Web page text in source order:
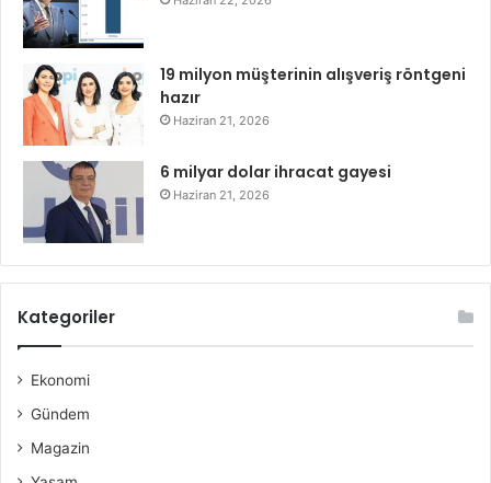
19 milyon müşterinin alışveriş röntgeni
hazır
Haziran 21, 2026
6 milyar dolar ihracat gayesi
Haziran 21, 2026
Kategoriler
Ekonomi
Gündem
Magazin